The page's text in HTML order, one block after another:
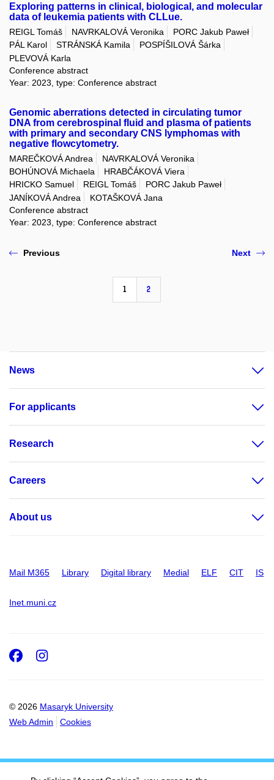
Exploring patterns in clinical, biological, and molecular
data of leukemia patients with CLLue.
REIGL Tomáš NAVRKALOVÁ Veronika
PORC Jakub Paweł
PÁL Karol
STRÁNSKÁ Kamila
POSPÍŠILOVÁ Šárka
PLEVOVÁ Karla
Conference abstract
Year: 2023, type: Conference abstract
Genomic aberrations detected in circulating tumor
DNA from cerebrospinal fluid and plasma of patients
with primary and secondary CNS lymphomas with
negative flowcytometry.
MAREČKOVÁ Andrea
NAVRKALOVÁ Veronika
BOHÚNOVÁ Michaela
HRABČÁKOVÁ Viera
HRICKO Samuel
REIGL Tomáš
PORC Jakub Paweł
JANÍKOVÁ Andrea
KOTAŠKOVÁ Jana
Conference abstract
Year: 2023, type: Conference abstract
Previous
1 2
Next
News
For applicants
Research
Careers
About us
Mail M365 Library Digital library Medial ELF CIT IS
Inet.muni.cz
© 2026 Masaryk University
Web Admin
Cookies
Facebook
Instagram